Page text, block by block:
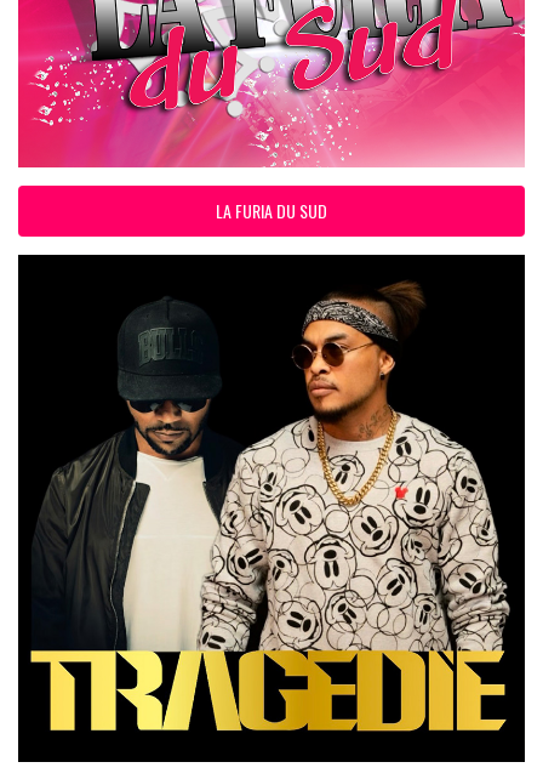
LA FURIA DU SUD